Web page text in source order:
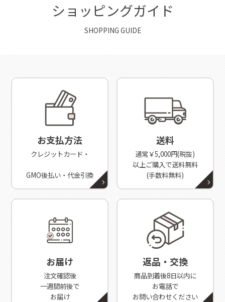
ショッピングガイド
SHOPPING GUIDE
お支払方法
クレジットカード・
GMO後払い・代金引換
送料
通常￥5,000円(税抜)
以上ご購入で送料無料
(手数料無料)
お届け
注文確認後
一週間前後で
お届け
返品・交換
商品到着後8日以内に
お電話で
お問い合わせください